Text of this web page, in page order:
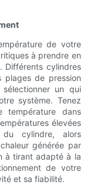
de votre
à prendre en
Différents cylindres
plages de pression
un qui
système. Tenez
température dans
élevées
cylindre, alors
générée par
à tirant adapté à la
de votre
et sa fiabilité.